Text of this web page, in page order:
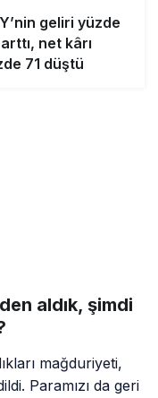
geliri yüzde
net kârı
71 düştü
aldık, şimdi
mağduriyeti,
Paramızı da geri